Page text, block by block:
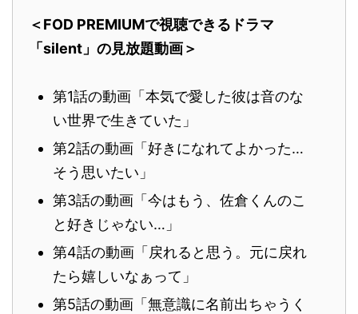
＜FOD PREMIUMで視聴できるドラマ
「silent」の見放題動画＞
第1話の動画「本気で愛した彼は音のな
い世界で生きていた」
第2話の動画「好きになれてよかった…
そう思いたい」
第3話の動画「今はもう、佐倉くんのこ
と好きじゃない…」
第4話の動画「戻れると思う。元に戻れ
たら嬉しいなぁって」
第5話の動画「無意識に名前出ちゃうく